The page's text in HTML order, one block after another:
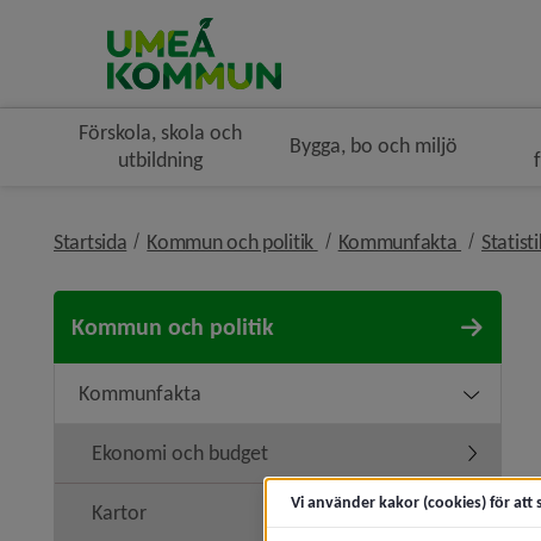
Förskola, skola och
utbildning
Bygga, bo och miljö
Startsida Kommun och politik nivå i
Kommunfakta nivå i
Kommun och politik
Kommunfakta
Ekonomi och budget
Kartor Vi använder kakor (cookies) för